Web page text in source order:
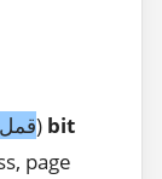
قمل) bit
page